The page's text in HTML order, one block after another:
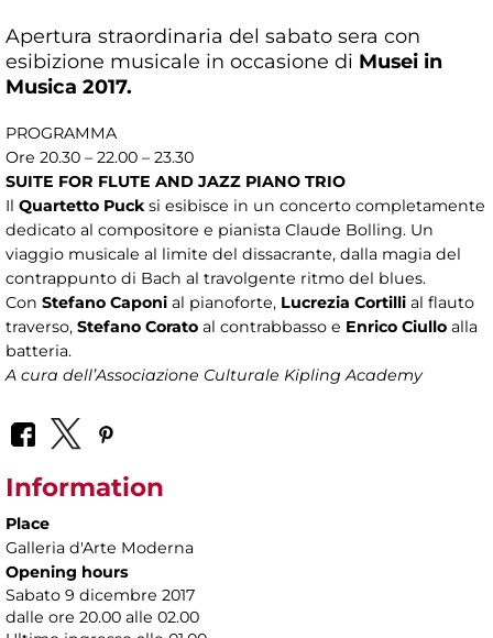
Apertura straordinaria del sabato sera con
esibizione musicale in occasione di Musei in
Musica 2017.
PROGRAMMA
Ore 20.30 – 22.00 – 23.30
SUITE FOR FLUTE AND JAZZ PIANO TRIO
Il Quartetto Pucksi esibisce in un concerto completamente
dedicato al compositore e pianista Claude Bolling. Un
viaggio musicale al limite del dissacrante, dalla magia del
contrappunto di Bach al travolgente ritmo del blues.
Con Stefano Caponi al pianoforte, Lucrezia Cortilli al flauto
traverso, Stefano Corato al contrabbasso e Enrico Ciullo alla
batteria.
A cura dell’Associazione Culturale Kipling Academy
Information
Place
Galleria d'Arte Moderna
Opening hours
Sabato 9 dicembre 2017
dalle ore 20.00 alle 02.00